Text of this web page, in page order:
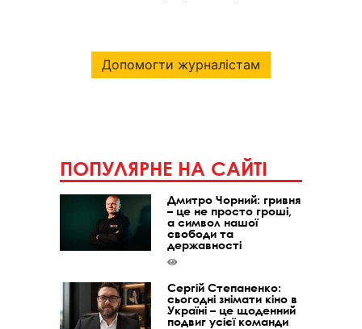
Допомогти журналістам
ПОПУЛЯРНЕ НА САЙТІ
Дмитро Чорний: гривня
– це не просто гроші,
а символ нашої
свободи та
державності
Сергій Степаненко:
сьогодні знімати кіно в
Україні – це щоденний
подвиг усієї команди